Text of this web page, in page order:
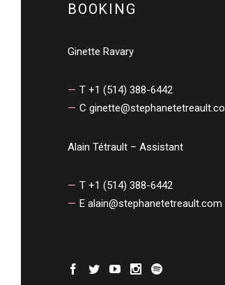
BOOKING
Ginette Ravary
T +1 (514) 388-6442
C
Alain Tétrault – Assistant
T +1 (514) 388-6442
E alain@stephanetetreault.com